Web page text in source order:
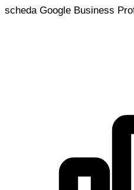
scheda Google Business